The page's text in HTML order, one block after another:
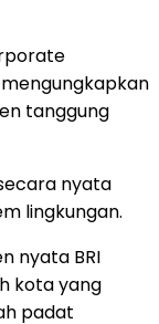
tanggung
nyata
lingkungan.
nyata BRI
kota yang
padat